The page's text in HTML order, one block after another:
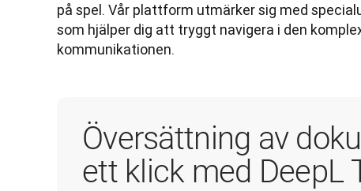
på spel. Vår plattform utmärker sig med
som hjälper dig att tryggt navigera i den
kommunikationen.
Översättning av
ett klick med DeepL